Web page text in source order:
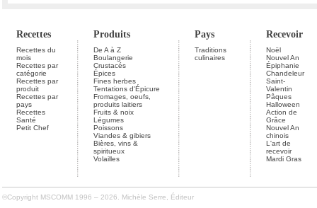
Recettes Produits Pays Recevoir
Recettes du
mois
Recettes par
catégorie
Recettes par
produit
Recettes par
pays
Recettes
Santé
Petit Chef
De A à Z
Boulangerie
Crustacés
Épices
Fines herbes
Tentations d'Épicure
Fromages, oeufs,
produits laitiers
Fruits & noix
Légumes
Poissons
Viandes & gibiers
Bières, vins &
spiritueux
Volailles
Traditions
culinaires
Noël
Nouvel An
Épiphanie
Chandeleur
Saint-
Valentin
Pâques
Halloween
Action de
Grâce
Nouvel An
chinois
L'art de
recevoir
Mardi Gras
©Copyright MSCOMM 1996 – 2026. Michèle Serre, Éditeur